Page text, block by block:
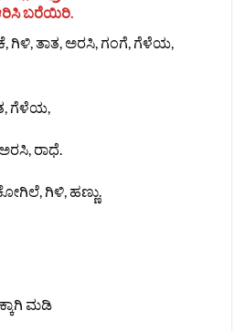
ಬರೆಯಿರಿ.
ಗಿಳಿ, ತಾತ, ಅರಸಿ, ಗಂಗೆ, ಗೆಳೆಯ,
ಗೆಳೆಯ,
ರಾಧೆ.
ಗಿಳಿ, ಹಣ್ಣು.
ಮಡಿ